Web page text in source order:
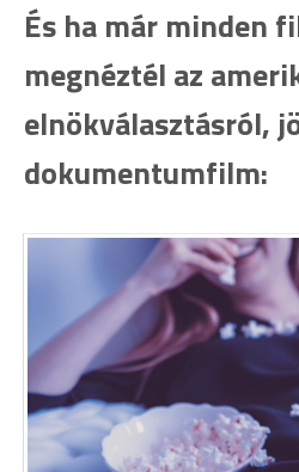
És ha már minden
megnéztél az
elnökválasztásról,
dokumentumfilm: